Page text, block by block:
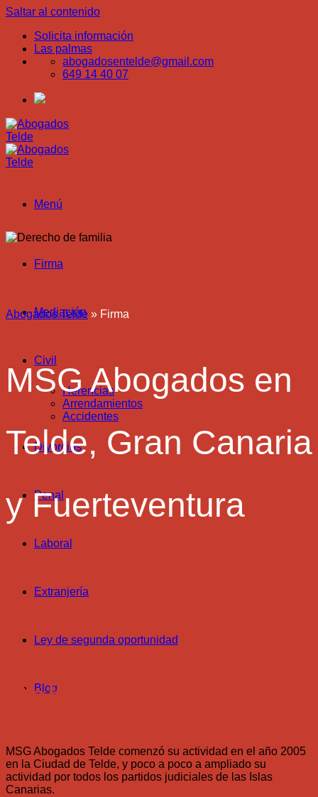
Saltar al contenido
Solicita información
Las palmas
abogadosentelde@gmail.com
649 14 40 07
Menú
Firma
Mediación
Civil
Herencias
Arrendamientos
Accidentes
Divorcios
Penal
Laboral
Extranjería
Ley de segunda oportunidad
Blog
Abogados Telde » Firma
MSG Abogados en
Telde, Gran Canaria
y Fuerteventura
Sobre nosotros
MSG Abogados Telde comenzó su actividad en el año 2005
en la Ciudad de Telde, y poco a poco a ampliado su
actividad por todos los partidos judiciales de las Islas
Canarias.